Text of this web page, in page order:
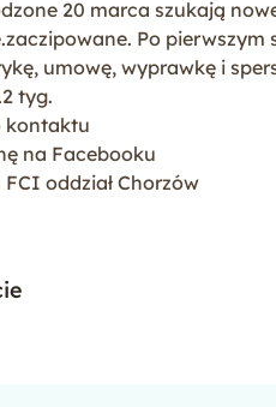
20 marca szukają
Po
umowę, wyprawkę i
tyg.
kontaktu
na Facebooku
oddział Chorzów